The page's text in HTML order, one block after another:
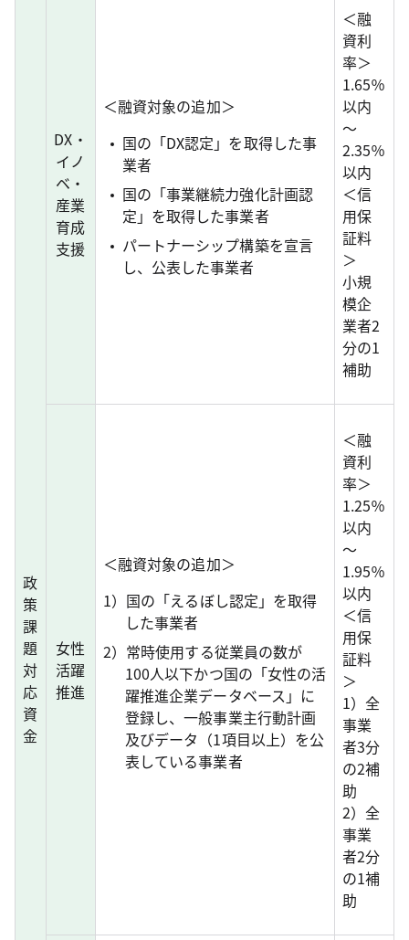
政
策
課
題
対
応
資
金
DX・
イノ
ベ・
産業
育成
支援
＜融資対象の追加＞
国の「DX認定」を取得した事
業者
国の「事業継続力強化計画認
定」を取得した事業者
パートナーシップ構築を宣言
し、公表した事業者
＜融
資利
率＞
1.65％
以内
～
2.35％
以内
＜信
用保
証料
＞
小規
模企
業者2
分の1
補助
女性
活躍
推進
＜融資対象の追加＞
1）国の「えるぼし認定」を取得
した事業者
2）常時使用する従業員の数が
100人以下かつ国の「女性の活
躍推進企業データベース」に
登録し、一般事業主行動計画
及びデータ（1項目以上）を公
表している事業者
＜融
資利
率＞
1.25％
以内
～
1.95％
以内
＜信
用保
証料
＞
1）全
事業
者3分
の2補
助
2）全
事業
者2分
の1補
助